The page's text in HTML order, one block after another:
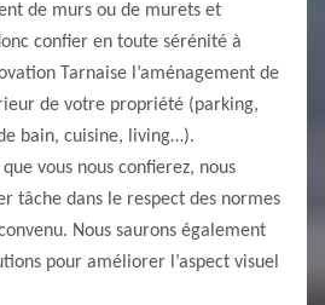
de murs ou de murets et
confier en toute sérénité à
Tarnaise l’aménagement de
de votre propriété (parking,
bain, cuisine, living…).
vous nous confierez, nous
tâche dans le respect des normes
Nous saurons également
pour améliorer l’aspect visuel